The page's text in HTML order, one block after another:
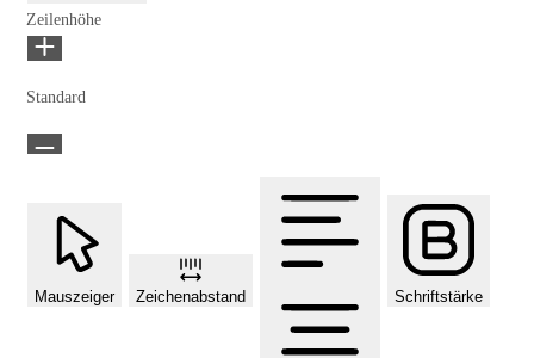
Zeilenhöhe
Standard
Mauszeiger Zeichenabstand Schriftstärke